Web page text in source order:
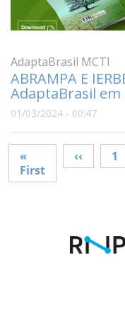
AdaptaBrasil MCTI
ABRAMPA E
AdaptaBrasil
01/03/2024 - 00:47
Paginação
«
FirstPrimeira
‹‹ 1